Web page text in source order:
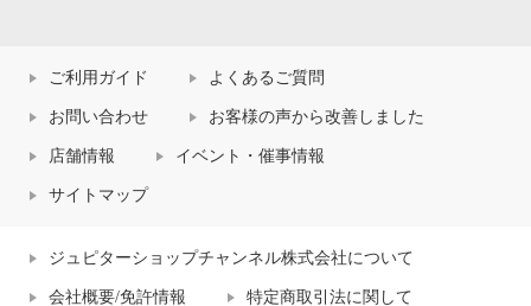
ご利用ガイド よくあるご質問
お問い合わせ お客様の声から改善しました
店舗情報 イベント・催事情報
サイトマップ
ジュピターショップチャンネル株式会社について
会社概要/免許情報 特定商取引法に関して